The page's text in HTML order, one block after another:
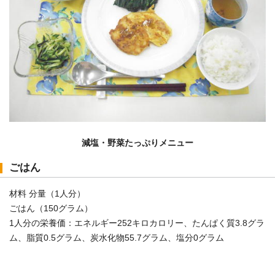
減塩・野菜たっぷりメニュー
ごはん
材料 分量（1人分）
ごはん（150グラム）
1人分の栄養価：エネルギー252キロカロリー、たんぱく質3.8グラ
ム、脂質0.5グラム、炭水化物55.7グラム、塩分0グラム